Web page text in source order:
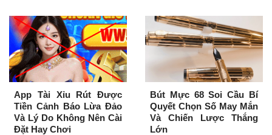
App Tài Xỉu Rút Được
Tiền Cảnh Báo Lừa Đảo
Và Lý Do Không Nên Cài
Đặt Hay Chơi
Bút Mực 68 Soi Cầu Bí
Quyết Chọn Số May Mắn
Và Chiến Lược Thắng
Lớn